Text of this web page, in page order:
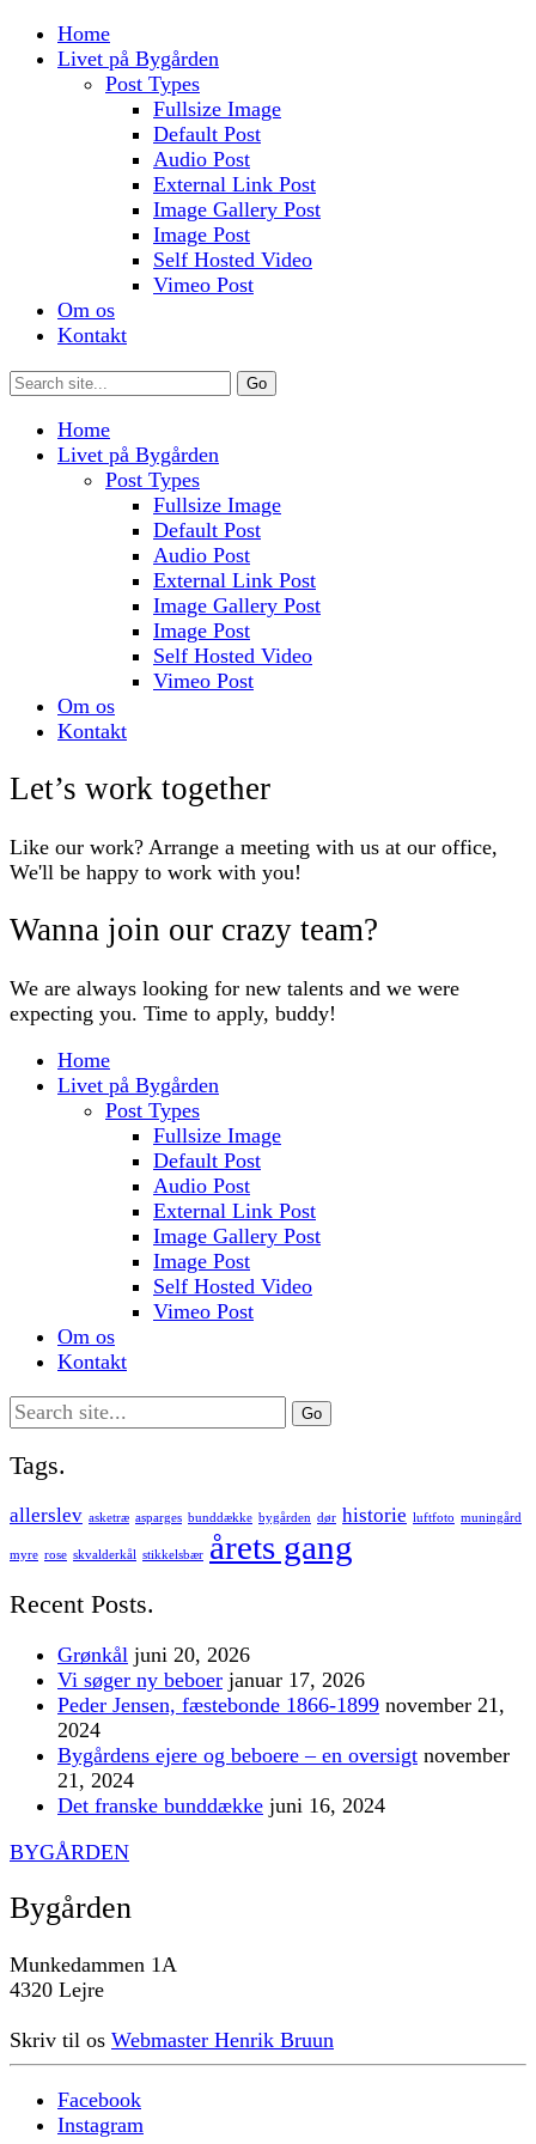
Home
Livet på Bygården
Post Types
Fullsize Image
Default Post
Audio Post
External Link Post
Image Gallery Post
Image Post
Self Hosted Video
Vimeo Post
Om os
Kontakt
Home
Livet på Bygården
Post Types
Fullsize Image
Default Post
Audio Post
External Link Post
Image Gallery Post
Image Post
Self Hosted Video
Vimeo Post
Om os
Kontakt
Let’s work together
Like our work? Arrange a meeting with us at our office,
We'll be happy to work with you!
Wanna join our crazy team?
We are always looking for new talents and we were
expecting you. Time to apply, buddy!
Home
Livet på Bygården
Post Types
Fullsize Image
Default Post
Audio Post
External Link Post
Image Gallery Post
Image Post
Self Hosted Video
Vimeo Post
Om os
Kontakt
Search
for:
Tags.
allerslev asketræ asparges bunddække bygården dør historie luftfoto muningård
myre rose skvalderkål stikkelsbær årets gang
Recent Posts.
Grønkål juni 20, 2026
Vi søger ny beboer januar 17, 2026
Peder Jensen, fæstebonde 1866-1899 november 21,
2024
Bygårdens ejere og beboere – en oversigt november
21, 2024
Det franske bunddække juni 16, 2024
BYGÅRDEN
Bygården
Munkedammen 1A
4320 Lejre
Skriv til os Webmaster Henrik Bruun
Facebook
Instagram